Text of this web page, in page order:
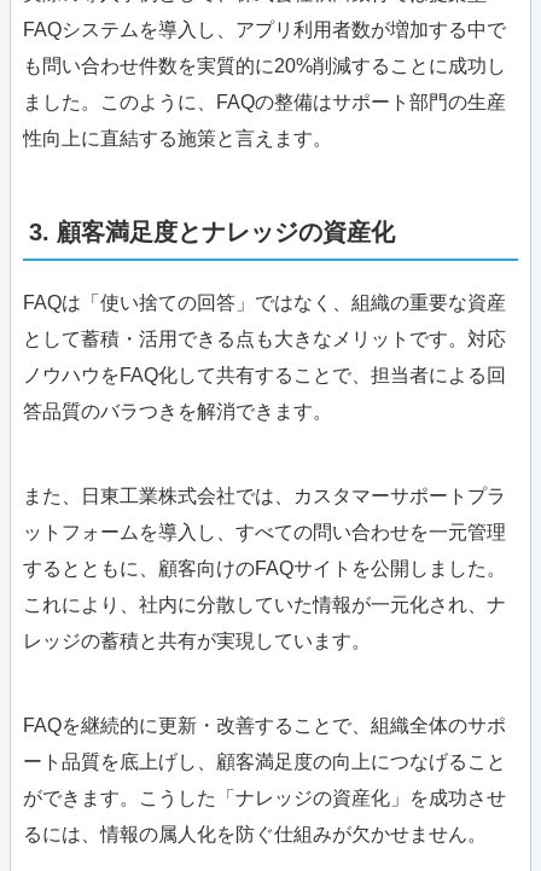
FAQシステムを導入し、アプリ利用者数が増加する中で
も問い合わせ件数を実質的に20%削減することに成功し
ました。このように、FAQの整備はサポート部門の生産
性向上に直結する施策と言えます。
3. 顧客満足度とナレッジの資産化
FAQは「使い捨ての回答」ではなく、組織の重要な資産
として蓄積・活用できる点も大きなメリットです。対応
ノウハウをFAQ化して共有することで、担当者による回
答品質のバラつきを解消できます。
また、日東工業株式会社では、カスタマーサポートプラ
ットフォームを導入し、すべての問い合わせを一元管理
するとともに、顧客向けのFAQサイトを公開しました。
これにより、社内に分散していた情報が一元化され、ナ
レッジの蓄積と共有が実現しています。
FAQを継続的に更新・改善することで、組織全体のサポ
ート品質を底上げし、顧客満足度の向上につなげること
ができます。こうした「ナレッジの資産化」を成功させ
るには、情報の属人化を防ぐ仕組みが欠かせません。